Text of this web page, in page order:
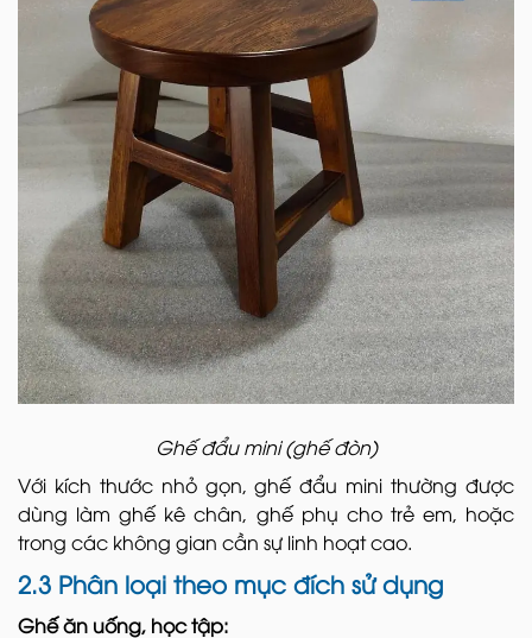
Ghế đẩu mini (ghế đòn)
Với kích thước nhỏ gọn, ghế đẩu mini thường được
dùng làm ghế kê chân, ghế phụ cho trẻ em, hoặc
trong các không gian cần sự linh hoạt cao.
2.3 Phân loại theo mục đích sử dụng
Ghế ăn uống, học tập: